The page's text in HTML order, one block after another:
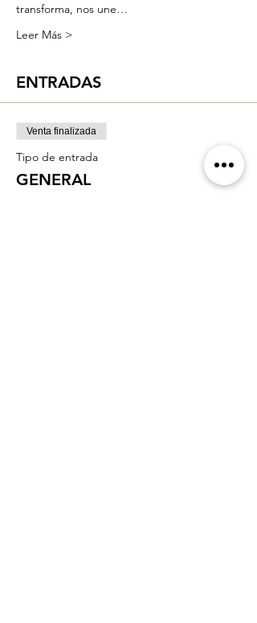
transforma, nos une…
Leer Más >
ENTRADAS
Venta finalizada
Tipo de entrada
GENERAL